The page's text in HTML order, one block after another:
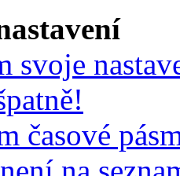
svoje
časové